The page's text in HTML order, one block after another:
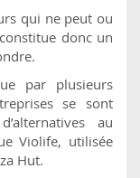
qui ne peut ou
donc un
par plusieurs
se sont
au
Violife, utilisée
Hut.